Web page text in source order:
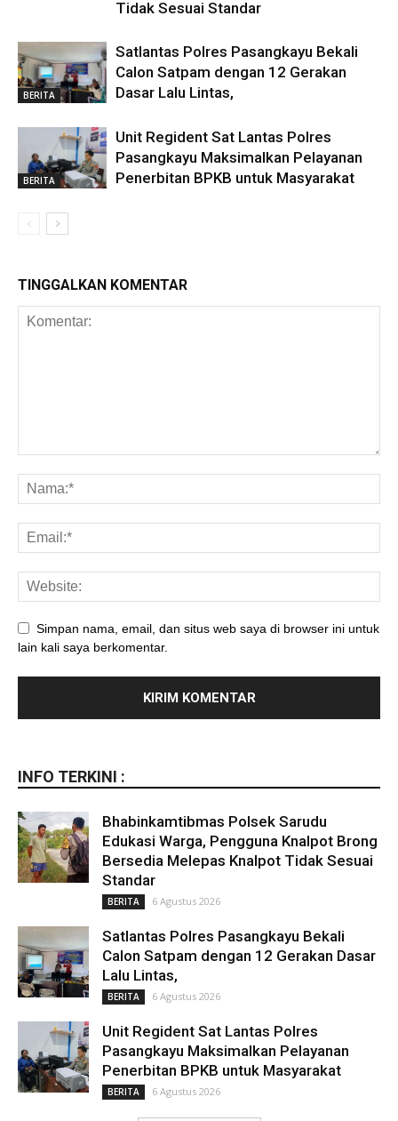
Tidak Sesuai Standar
BERITA
Satlantas Polres Pasangkayu Bekali
Calon Satpam dengan 12 Gerakan
Dasar Lalu Lintas,
BERITA
Unit Regident Sat Lantas Polres
Pasangkayu Maksimalkan Pelayanan
Penerbitan BPKB untuk Masyarakat
TINGGALKAN KOMENTAR
Simpan nama, email, dan situs web saya di browser ini untuk
lain kali saya berkomentar.
INFO TERKINI :
Bhabinkamtibmas Polsek Sarudu
Edukasi Warga, Pengguna Knalpot Brong
Bersedia Melepas Knalpot Tidak Sesuai
Standar
BERITA 6 Agustus 2026
Satlantas Polres Pasangkayu Bekali
Calon Satpam dengan 12 Gerakan Dasar
Lalu Lintas,
BERITA 6 Agustus 2026
Unit Regident Sat Lantas Polres
Pasangkayu Maksimalkan Pelayanan
Penerbitan BPKB untuk Masyarakat
BERITA 6 Agustus 2026